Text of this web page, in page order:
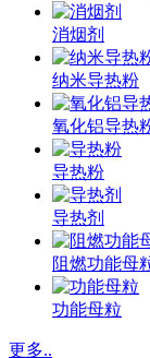
消烟剂
纳米导热粉
氧化铝导热
导热粉
导热剂
阻燃功能母
功能母粒
更多..